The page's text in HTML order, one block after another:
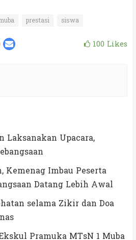
prestasi siswa
Email 100 Likes
Laksanakan Upacara,
Kemenag Imbau Peserta
Datang Lebih Awal
selama Zikir dan Doa
Pramuka MTsN 1 Muba